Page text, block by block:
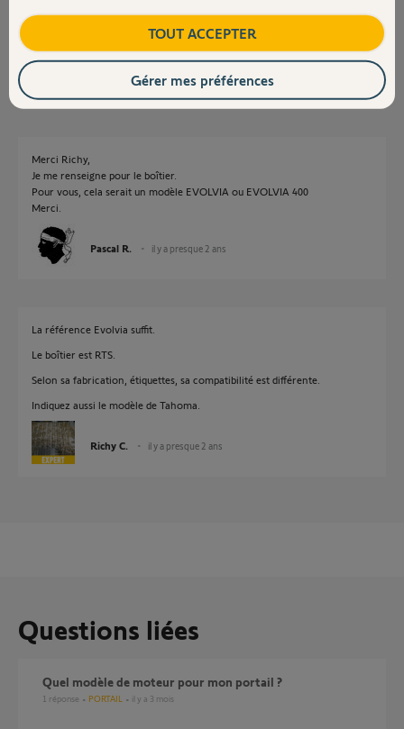
Compatible par principe.
Mais il faut aussi montrer toutes les étiquettes du boîtier électronique.
il y a presque 2 ans
Merci Richy,
Je me renseigne pour le boîtier.
Pour vous, cela serait un modèle EVOLVIA ou EVOLVIA 400
Merci.
Pascal R. il y a presque 2 ans
La référence Evolvia suffit.
Le boîtier est RTS.
Selon sa fabrication, étiquettes, sa compatibilité est différente.
Indiquez aussi le modèle de Tahoma.
Richy C. il y a presque 2 ans
Questions liées
Quel modèle de moteur pour mon portail ?
1 réponse PORTAIL il y a 3 mois
TOUT ACCEPTER
Gérer mes préférences